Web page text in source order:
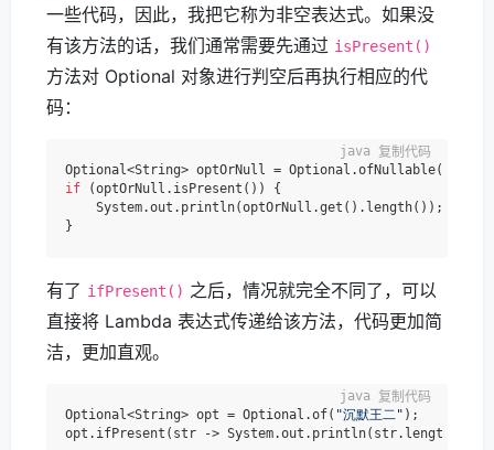
一些代码，因此，我把它称为非空表达式。如果没
有该方法的话，我们通常需要先通过 isPresent()
方法对 Optional 对象进行判空后再执行相应的代
码：
Optional<String> optOrNull = Optional.ofNullable(
if (optOrNull.isPresent()) {
    System.out.println(optOrNull.get().length());
复制代码
有了 ifPresent() 之后，情况就完全不同了，可以
直接将 Lambda 表达式传递给该方法，代码更加简
洁，更加直观。
Optional<String> opt = Optional.of( "沉默王二" );
复制代码